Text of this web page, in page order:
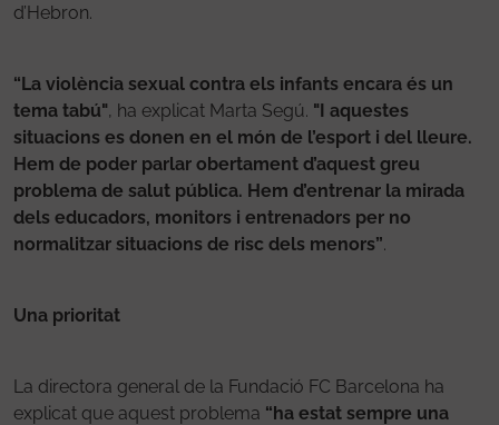
d’Hebron.
“La violència sexual contra els infants encara és un
tema tabú", ha explicat Marta Segú. "I aquestes
situacions es donen en el món de l’esport i del lleure.
Hem de poder parlar obertament d’aquest greu
problema de salut pública. Hem d’entrenar la mirada
dels educadors, monitors i entrenadors per no
normalitzar situacions de risc dels menors”.
Una prioritat
La directora general de la Fundació FC Barcelona ha
explicat que aquest problema “ha estat sempre una